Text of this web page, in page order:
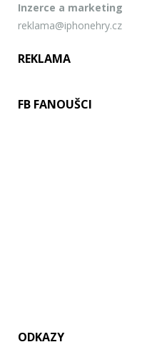
Inzerce a marketing
reklama@iphonehry.cz
REKLAMA
FB FANOUŠCI
ODKAZY